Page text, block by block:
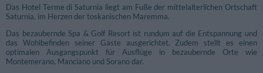
Das Hotel Terme di Saturnia liegt am Fuße der mittelalterlichen Ortschaft
Saturnia, im Herzen der toskanischen Maremma.
Das bezaubernde Spa & Golf Resort ist rundum auf die Entspannung und
das Wohlbefinden seiner Gäste ausgerichtet. Zudem stellt es einen
optimalen Ausgangspunkt für Ausflüge in bezaubernde Orte wie
Montemerano, Manciano und Sorano dar.